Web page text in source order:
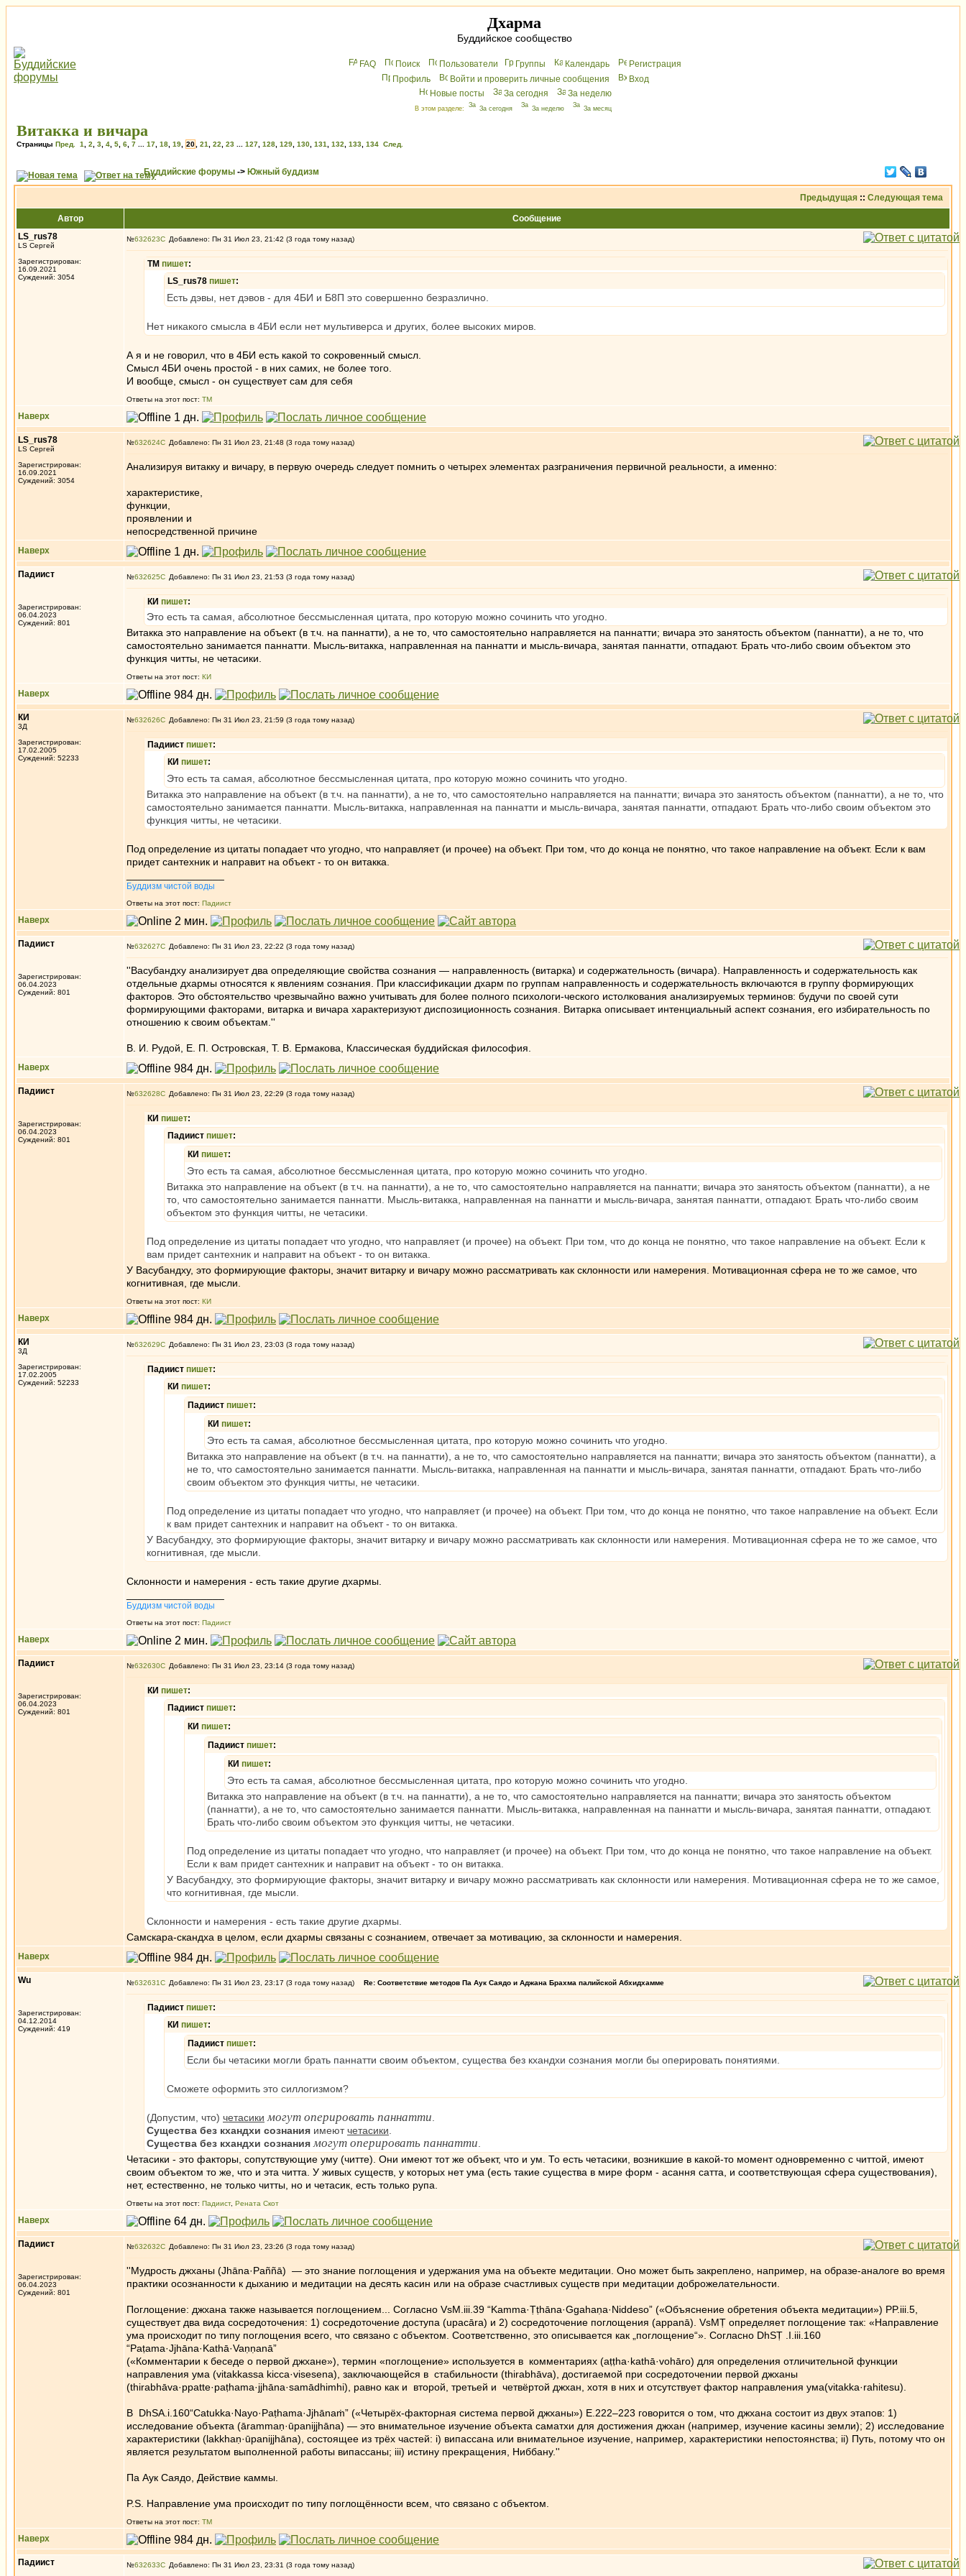
Дхарма
Буддийское сообщество
FAQ Поиск Пользователи Группы Календарь
Peгиcтрaция
Профиль
Войти и проверить личные сообщения
Вхoд
Новые посты
За сегодня За неделю
В этом разделе: За сегодня За неделю За месяц
Витакка и вичара
Страницы Пред. 1 2 3 4 5 6 7 17 18 19 20 21 22 23 127 128 129 130 131 132 133 134 След.
Буддийские форумы -> Южный буддизм
Предыдущая :: Следующая тема
Автор
Сообщение
LS_rus78
LS Сергей
Зарегистрирован:
16.09.2021
Суждений: 3054
№632623 Добавлено: Пн 31 Июл 23, 21:42 (3 года тому назад)
ТМ пишет:
LS_rus78 пишет:
Есть дэвы, нет дэвов - для 4БИ и Б8П это совершенно безразлично.
Нет никакого смысла в 4БИ если нет мультиверса и других, более высоких миров.
А я и не говорил, что в 4БИ есть какой то сокровенный смысл.
Смысл 4БИ очень простой - в них самих, не более того.
И вообще, смысл - он существует сам для себя
Ответы на этот пост: ТМ
Наверх
LS_rus78
LS Сергей
Зарегистрирован:
16.09.2021
Суждений: 3054
№632624 Добавлено: Пн 31 Июл 23, 21:48 (3 года тому назад)
Анализируя витакку и вичару, в первую очередь следует помнить о четырех элементах разграничения первичной реальности, а именно:
характеристике,
функции,
проявлении и
непосредственной причине
Наверх
Падиист
Зарегистрирован:
06.04.2023
Суждений: 801
№632625 Добавлено: Пн 31 Июл 23, 21:53 (3 года тому назад)
КИ пишет:
Это есть та самая, абсолютное бессмысленная цитата, про которую можно сочинить что угодно.
Витакка это направление на объект (в т.ч. на паннатти), а не то, что самостоятельно направляется на паннатти; вичара это занятость объектом (паннатти), а не то, что
самостоятельно занимаeтся паннатти. Мысль-витакка, направленная на паннатти и мысль-вичара, занятая паннатти, отпадают. Брать что-либо своим объектом это
функция читты, не четасики.
Ответы на этот пост: КИ
Наверх
КИ
3Д
Зарегистрирован:
17.02.2005
Суждений: 52233
№632626 Добавлено: Пн 31 Июл 23, 21:59 (3 года тому назад)
Падиист пишет:
КИ пишет:
Это есть та самая, абсолютное бессмысленная цитата, про которую можно сочинить что угодно.
Витакка это направление на объект (в т.ч. на паннатти), а не то, что самостоятельно направляется на паннатти; вичара это занятость объектом (паннатти), а не то, что
самостоятельно занимаeтся паннатти. Мысль-витакка, направленная на паннатти и мысль-вичара, занятая паннатти, отпадают. Брать что-либо своим объектом это
функция читты, не четасики.
Под определение из цитаты попадает что угодно, что направляет (и прочее) на объект. При том, что до конца не понятно, что такое направление на объект. Если к вам
придет сантехник и направит на объект - то он витакка.
Буддизм чистой воды
Ответы на этот пост: Падиист
Наверх
Падиист
Зарегистрирован:
06.04.2023
Суждений: 801
№632627 Добавлено: Пн 31 Июл 23, 22:22 (3 года тому назад)
''Васубандху анализирует два определяющие свойства сознания — направленность (витарка) и содержательность (вичара). Направленность и содержательность как
отдельные дхармы относятся к явлениям сознания. При классификации дхарм по группам направленность и содержательность включаются в группу формирующих
факторов. Это обстоятельство чрезвычайно важно учитывать для более полного психологи-ческого истолкования анализируемых терминов: будучи по своей сути
формирующими факторами, витарка и вичара характеризуют диспозиционность сознания. Витарка описывает интенциальный аспект сознания, его избирательность по
отношению к своим объектам.''
В. И. Рудой, Е. П. Островская, Т. В. Ермакова, Классическая буддийская философия.
Наверх
Падиист
Зарегистрирован:
06.04.2023
Суждений: 801
№632628 Добавлено: Пн 31 Июл 23, 22:29 (3 года тому назад)
КИ пишет:
Падиист пишет:
КИ пишет:
Это есть та самая, абсолютное бессмысленная цитата, про которую можно сочинить что угодно.
Витакка это направление на объект (в т.ч. на паннатти), а не то, что самостоятельно направляется на паннатти; вичара это занятость объектом (паннатти), а не
то, что самостоятельно занимаeтся паннатти. Мысль-витакка, направленная на паннатти и мысль-вичара, занятая паннатти, отпадают. Брать что-либо своим
объектом это функция читты, не четасики.
Под определение из цитаты попадает что угодно, что направляет (и прочее) на объект. При том, что до конца не понятно, что такое направление на объект. Если к
вам придет сантехник и направит на объект - то он витакка.
У Васубандху, это формирующие факторы, значит витарку и вичару можно рассматривать как склонности или намерения. Мотивационная сфера не то же самое, что
когнитивная, где мысли.
Ответы на этот пост: КИ
Наверх
КИ
3Д
Зарегистрирован:
17.02.2005
Суждений: 52233
№632629 Добавлено: Пн 31 Июл 23, 23:03 (3 года тому назад)
Падиист пишет:
КИ пишет:
Падиист пишет:
КИ пишет:
Это есть та самая, абсолютное бессмысленная цитата, про которую можно сочинить что угодно.
Витакка это направление на объект (в т.ч. на паннатти), а не то, что самостоятельно направляется на паннатти; вичара это занятость объектом (паннатти), а
не то, что самостоятельно занимаeтся паннатти. Мысль-витакка, направленная на паннатти и мысль-вичара, занятая паннатти, отпадают. Брать что-либо
своим объектом это функция читты, не четасики.
Под определение из цитаты попадает что угодно, что направляет (и прочее) на объект. При том, что до конца не понятно, что такое направление на объект. Если
к вам придет сантехник и направит на объект - то он витакка.
У Васубандху, это формирующие факторы, значит витарку и вичару можно рассматривать как склонности или намерения. Мотивационная сфера не то же самое, что
когнитивная, где мысли.
Склонности и намерения - есть такие другие дхармы.
Буддизм чистой воды
Ответы на этот пост: Падиист
Наверх
Падиист
Зарегистрирован:
06.04.2023
Суждений: 801
№632630 Добавлено: Пн 31 Июл 23, 23:14 (3 года тому назад)
КИ пишет:
Падиист пишет:
КИ пишет:
Падиист пишет:
КИ пишет:
Это есть та самая, абсолютное бессмысленная цитата, про которую можно сочинить что угодно.
Витакка это направление на объект (в т.ч. на паннатти), а не то, что самостоятельно направляется на паннатти; вичара это занятость объектом
(паннатти), а не то, что самостоятельно занимаeтся паннатти. Мысль-витакка, направленная на паннатти и мысль-вичара, занятая паннатти, отпадают.
Брать что-либо своим объектом это функция читты, не четасики.
Под определение из цитаты попадает что угодно, что направляет (и прочее) на объект. При том, что до конца не понятно, что такое направление на объект.
Если к вам придет сантехник и направит на объект - то он витакка.
У Васубандху, это формирующие факторы, значит витарку и вичару можно рассматривать как склонности или намерения. Мотивационная сфера не то же самое,
что когнитивная, где мысли.
Склонности и намерения - есть такие другие дхармы.
Самскара-скандха в целом, если дхармы связаны с сознанием, отвечает за мотивацию, за склонности и намерения.
Наверх
Wu
Зарегистрирован:
04.12.2014
Суждений: 419
№632631 Добавлено: Пн 31 Июл 23, 23:17 (3 года тому назад) Re: Соответствие методов Па Аук Саядо и Аджана Брахма палийской Абхидхамме
Падиист пишет:
КИ пишет:
Падиист пишет:
Если бы четасики могли брать паннатти своим объектом, существа без кхандхи сознания могли бы оперировать понятиями.
Сможете оформить это силлогизмом?
(Допустим, что) четасики могут оперировать паннатти
Существа без кхандхи сознания имеютчетасики
Существа без кхандхи сознания могут оперировать паннатти
Четасики - это факторы, сопутствующие уму (читте). Они имеют тот же объект, что и ум. То есть четасики, возникшие в какой-то момент одновременно с читтой, имеют
своим объектом то же, что и эта читта. У живых существ, у которых нет ума (есть такие существа в мире форм - асання сатта, и соответствующая сфера существования),
нет, естественно, не только читты, но и четасик, есть только рупа.
Ответы на этот пост: Падиист, Рената Скот
Наверх
Падиист
Зарегистрирован:
06.04.2023
Суждений: 801
№632632 Добавлено: Пн 31 Июл 23, 23:26 (3 года тому назад)
''Мудрость джханы (Jhāna·Paññā) — это знание поглощения и удержания ума на объекте медитации. Оно может быть закреплено, например, на образе-аналоге во время
практики осознанности к дыханию и медитации на десять касин или на образе счастливых существ при медитации доброжелательности.
Поглощение: джхана также называется поглощением... Согласно VsM.iii.39 “Kamma·Ṭṭhāna·Ggahaṇa·Niddeso” («Объяснение обретения объекта медитации») PP.iii.5,
существует два вида сосредоточения: 1) сосредоточение доступа (upacāra) и 2) сосредоточение поглощения (appanā). VsMṬ определяет поглощение так: «Направление
ума происходит по типу поглощения всего, что связано с объектом. Соответственно, это описывается как „поглощение“». Согласно DhSṬ .I.iii.160
“Paṭama·Jjhāna·Kathā·Vaṇṇanā”
(«Комментарии к беседе о первой джхане»), термин «поглощение» используется в комментариях (aṭṭha·kathā·vohāro) для определения отличительной функции
направления ума (vitakkassa kicca·visesena), заключающейся в стабильности (thirabhāva), достигаемой при сосредоточении первой джханы
(thirabhāva·ppatte·paṭhama·jjhāna·samādhimhi), равно как и второй, третьей и четвёртой джхан, хотя в них и отсутствует фактор направления ума(vitakka·rahitesu).
В DhSA.i.160“Catukka·Nayo·Paṭhama·Jjhānaṁ” («Четырёх-факторная система первой джханы») E.222–223 говорится о том, что джхана состоит из двух этапов: 1)
исследование объекта (ārammaṇ·ūpanijjhāna) — это внимательное изучение объекта саматхи для достижения джхан (например, изучение касины земли); 2) исследование
характеристики (lakkhaṇ·ūpanijjhāna), состоящее из трёх частей: i) випассана или внимательное изучение, например, характеристики непостоянства; ii) Путь, потому что он
является результатом выполненной работы випассаны; iii) истину прекращения, Ниббану.''
Па Аук Саядо, Действие каммы.
P.S. Направление ума происходит по типу поглощённости всем, что связано с объектом.
Ответы на этот пост: ТМ
Наверх
Падиист №632633 Добавлено: Пн 31 Июл 23, 23:31 (3 года тому назад)